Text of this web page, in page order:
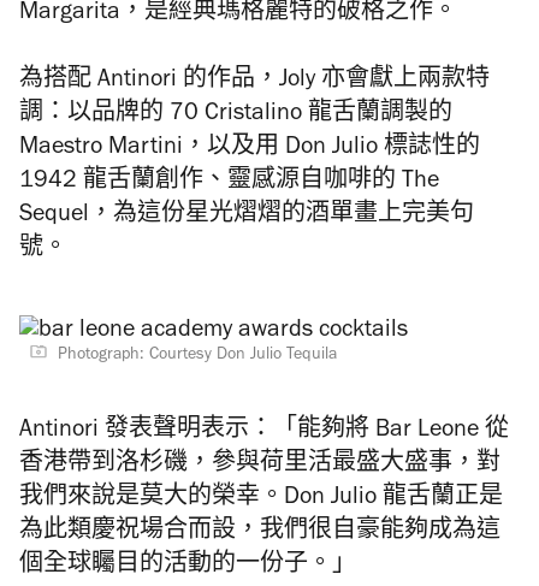
Margarita，是經典瑪格麗特的破格之作。
為搭配 Antinori 的作品，Joly 亦會獻上兩款特
調：以品牌的 70 Cristalino 龍舌蘭調製的
Maestro Martini，以及用 Don Julio 標誌性的
1942 龍舌蘭創作、靈感源自咖啡的 The
Sequel，為這份星光熠熠的酒單畫上完美句
號。
Photograph: Courtesy Don Julio Tequila
Antinori 發表聲明表示：「能夠將 Bar Leone 從
香港帶到洛杉磯，參與荷里活最盛大盛事，對
我們來說是莫大的榮幸。Don Julio 龍舌蘭正是
為此類慶祝場合而設，我們很自豪能夠成為這
個全球矚目的活動的一份子。」